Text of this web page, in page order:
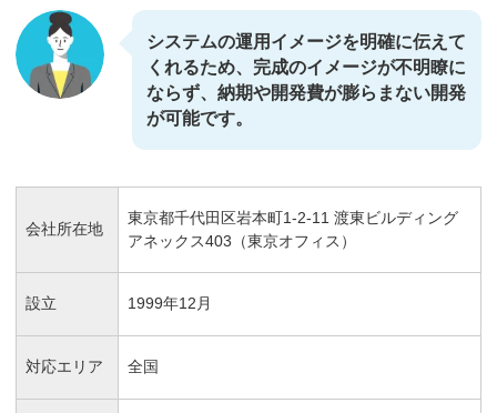
システムの運用イメージを明確に伝えて
くれるため、完成のイメージが不明瞭に
ならず、納期や開発費が膨らまない開発
が可能です。
会社所在地
東京都千代田区岩本町1-2-11 渡東ビルディング
アネックス403（東京オフィス）
設立 1999年12月
対応エリア 全国